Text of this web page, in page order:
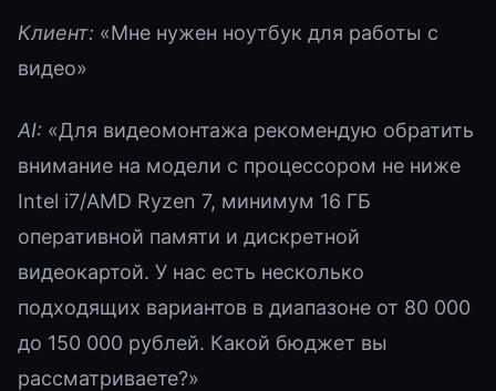
Клиент: «Мне нужен ноутбук для работы с
видео»
AI: «Для видеомонтажа рекомендую обратить
внимание на модели с процессором не ниже
Intel i7/AMD Ryzen 7, минимум 16 ГБ
оперативной памяти и дискретной
видеокартой. У нас есть несколько
подходящих вариантов в диапазоне от 80 000
до 150 000 рублей. Какой бюджет вы
рассматриваете?»